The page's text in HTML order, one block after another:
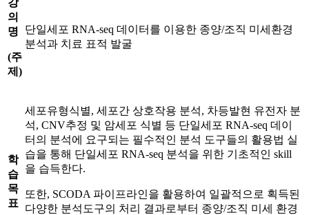
강
의
명
(주
제 )
단일세포 RNA-seq 데이터를 이용한 종양/조직 미세환경
분석과 치료 표적 발굴
학
습
목
표
세포유형식별, 세포간 상호작용 분석, 차등발현 유전자 분
석, CNV추정 및 암세포 식별 등 단일세포 RNA-seq 데이
터의 분석에 요구되는 필수적인 분석 도구들의 활용법 실
습을 통해 단일세포 RNA-seq 분석을 위한 기초적인 skill
을 습득한다.
또한, SCODA 파이프라인을 활용하여 일괄적으로 획득된
다양한 분석도구의 처리 결과로부터 종양/조직 미세 환경